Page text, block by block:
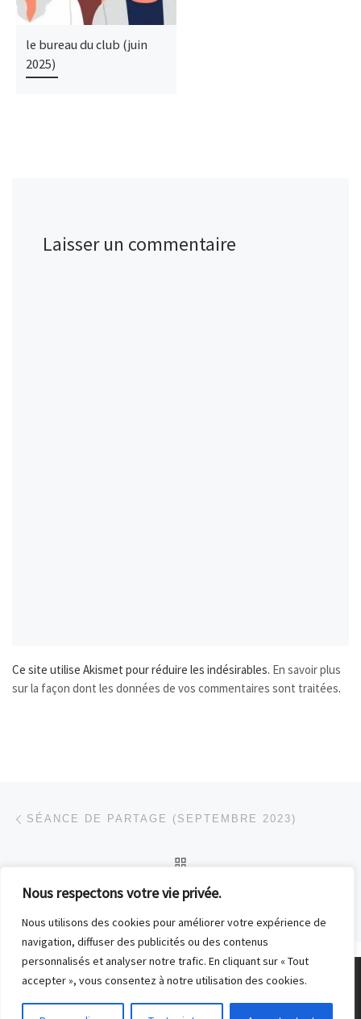
Nous respectons votre vie privée.
Nous utilisons des cookies pour améliorer votre expérience de
navigation, diffuser des publicités ou des contenus
personnalisés et analyser notre trafic. En cliquant sur « Tout
accepter », vous consentez à notre utilisation des cookies.
le bureau du club (juin
2025)
Laisser un commentaire
Ce site utilise Akismet pour réduire les indésirables. En savoir plus
sur la façon dont les données de vos commentaires sont traitées.
Parcourir les articles
SÉANCE DE PARTAGE (SEPTEMBRE 2023)
© 2026Club Photo de Malakoff– Tous droits réservés